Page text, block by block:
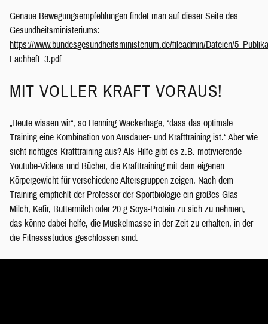
Genaue Bewegungsempfehlungen findet man auf dieser Seite des
Gesundheitsministeriums:
https://www.bundesgesundheitsministerium.de/fileadmin/Dateien/
Fachheft_3.pdf
MIT VOLLER KRAFT VORAUS!
„Heute wissen wir“, so Henning Wackerhage, “dass das optimale
Training eine Kombination von Ausdauer- und Krafttraining ist.“ Aber wie
sieht richtiges Krafttraining aus? Als Hilfe gibt es z.B. motivierende
Youtube-Videos und Bücher, die Krafttraining mit dem eigenen
Körpergewicht für verschiedene Altersgruppen zeigen. Nach dem
Training empfiehlt der Professor der Sportbiologie ein großes Glas
Milch, Kefir, Buttermilch oder 20 g Soya-Protein zu sich zu nehmen,
das könne dabei helfe, die Muskelmasse in der Zeit zu erhalten, in der
die Fitnessstudios geschlossen sind.